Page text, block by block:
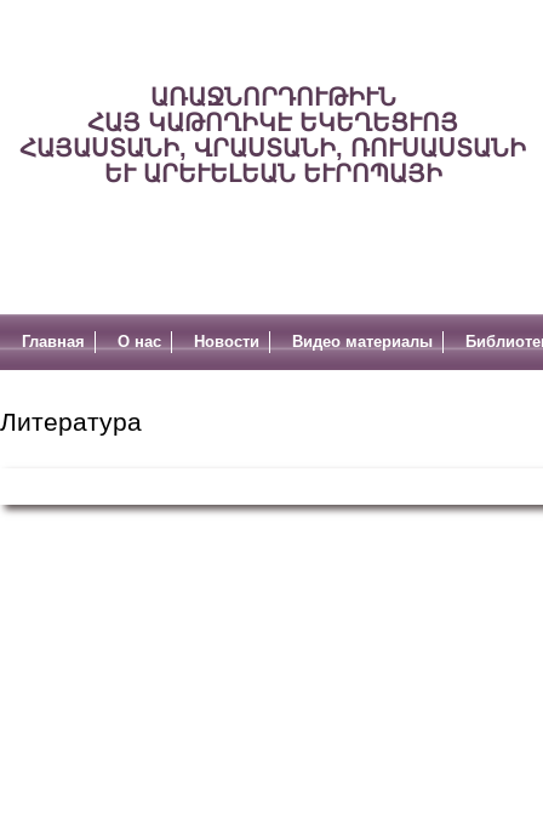
ԱՌԱՋՆՈՐԴՈՒԹԻՒՆ
ՀԱՅ ԿԱԹՈՂԻԿԷ ԵԿԵՂԵՑՒՈՅ
ՀԱՅԱՍՏԱՆԻ, ՎՐԱՍՏԱՆԻ, ՌՈՒՍԱՍՏԱՆԻ
ԵՒ ԱՐԵՒԵԼԵԱՆ ԵՒՐՈՊԱՅԻ
Главная О нас Новости Видео материалы
Литература